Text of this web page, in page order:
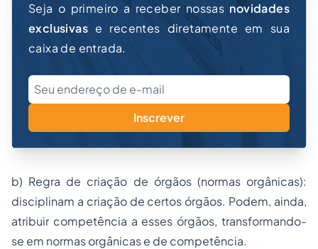
Seja o primeiro a receber nossas novidades
exclusivas e recentes diretamente em sua
caixa de entrada.
Inscrever
b) Regra de criação de órgãos(normas orgânicas):
disciplinam a criação de certos órgãos. Podem, ainda,
atribuir competência a esses órgãos, transformando-
se em normas orgânicas e de competência.